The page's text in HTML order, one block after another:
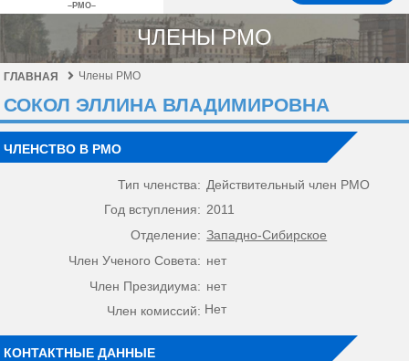
–РМО–
ЧЛЕНЫ РМО
ГЛАВНАЯ Члены РМО
СОКОЛ ЭЛЛИНА ВЛАДИМИРОВНА
ЧЛЕНСТВО В РМО
Тип членства: Действительный член РМО
Год вступления: 2011
Отделение: Западно-Сибирское
Член Ученого Совета: нет
Член Президиума: нет
Член комиссий: Нет
КОНТАКТНЫЕ ДАННЫЕ